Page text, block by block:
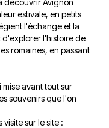
découvrir Avignon
estivale, en petits
l'échange et la
l'histoire de
romaines, en passant
avant tout sur
souvenirs que l'on
sur le site :